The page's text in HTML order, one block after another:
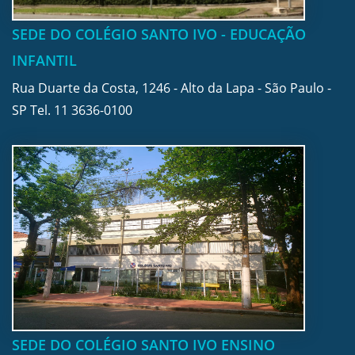
SEDE DO COLÉGIO SANTO IVO - EDUCAÇÃO
INFANTIL
Rua Duarte da Costa, 1246 - Alto da Lapa - São Paulo -
SP Tel. 11 3636-0100
SEDE DO COLÉGIO SANTO IVO ENSINO